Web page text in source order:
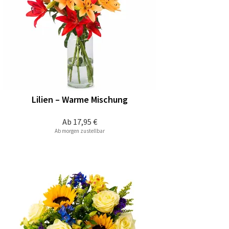
Ab 17,95 €
Lilien – Warme Mischung
Ab morgen zustellbar